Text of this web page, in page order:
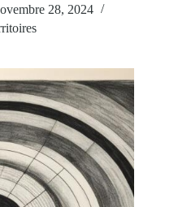
28, 2024